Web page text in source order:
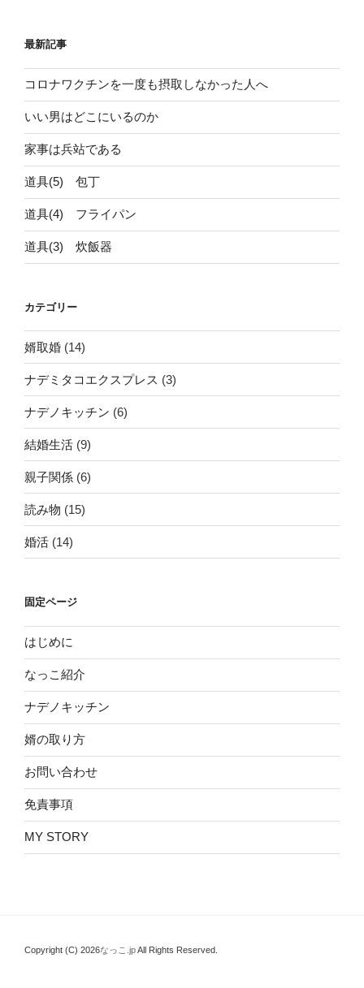
体
得
底】
に
理
解
し
い
る
態
は？”
の
最新記事
コロナワクチンを一度も摂取しなかった人へ
いい男はどこにいるのか
家事は兵站である
道具(5) 包丁
道具(4) フライパン
道具(3) 炊飯器
カテゴリー
婿取婚 (14)
ナデミタコエクスプレス (3)
ナデノキッチン (6)
結婚生活 (9)
親子関係 (6)
読み物 (15)
婚活 (14)
固定ページ
はじめに
なっこ紹介
ナデノキッチン
婿の取り方
お問い合わせ
免責事項
MY STORY
Copyright (C) 2026なっこ.jpAll Rights Reserved.